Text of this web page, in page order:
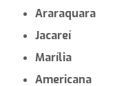
Araraquara
Jacareí
Marília
Americana